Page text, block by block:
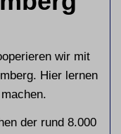
wir mit
Hier lernen
der rund 8.000